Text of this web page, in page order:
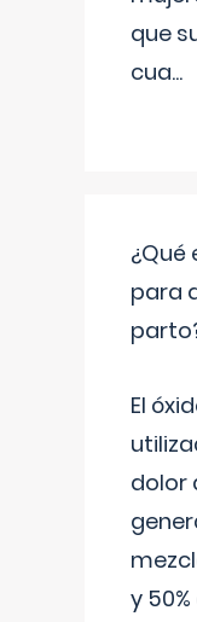
que
cua...
¿Qué
para
El
dolor
y